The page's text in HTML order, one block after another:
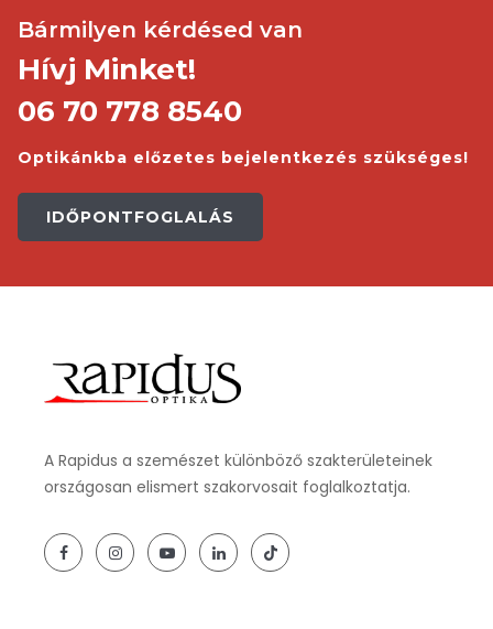
Bármilyen kérdésed van
Hívj Minket!
06 70 778 8540
Optikánkba előzetes bejelentkezés szükséges!
IDŐPONTFOGLALÁS
A Rapidus a szemészet különböző szakterületeinek
országosan elismert szakorvosait foglalkoztatja.